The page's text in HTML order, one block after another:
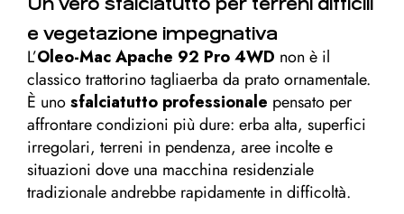
e vegetazione impegnativa
L’Oleo-Mac Apache 92 Pro 4WD non è il
classico trattorino tagliaerba da prato ornamentale.
È unosfalciatutto professionale pensato per
affrontare condizioni più dure: erba alta, superfici
irregolari, terreni in pendenza, aree incolte e
situazioni dove una macchina residenziale
tradizionale andrebbe rapidamente in difficoltà.